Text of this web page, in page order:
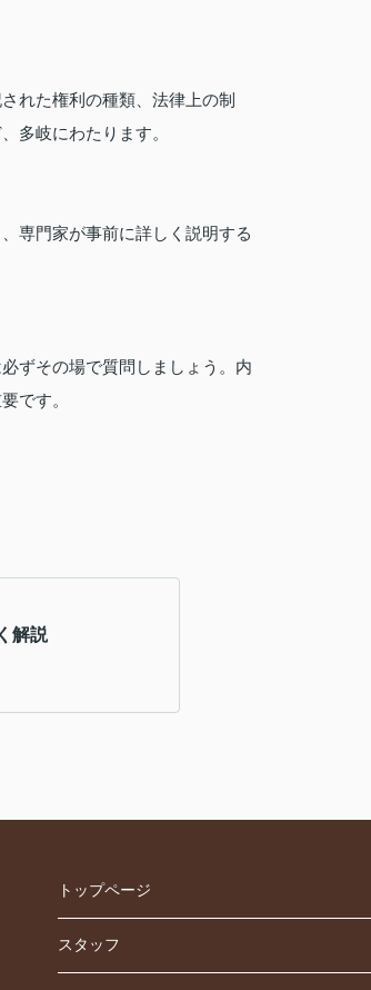
れた権利の種類、法律上の制
多岐にわたります。
専門家が事前に詳しく説明する
ずその場で質問しましょう。内
です。
解説
トップページ
スタッフ